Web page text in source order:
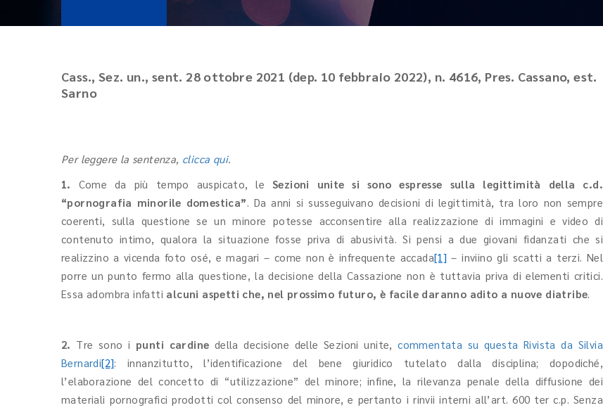
Cass., Sez. un., sent. 28 ottobre 2021 (dep. 10 febbraio 2022), n. 4616, Pres. Cassano, est.
Sarno
Per leggere la sentenza, clicca qui.
1. Come da più tempo auspicato, le Sezioni unite si sono espresse sulla legittimità della c.d.
“pornografia minorile domestica”. Da anni si susseguivano decisioni di legittimità, tra loro non sempre
coerenti, sulla questione se un minore potesse acconsentire alla realizzazione di immagini e video di
contenuto intimo, qualora la situazione fosse priva di abusività. Si pensi a due giovani fidanzati che si
realizzino a vicenda foto osé, e magari – come non è infrequente accada[1] – inviino gli scatti a terzi. Nel
porre un punto fermo alla questione, la decisione della Cassazione non è tuttavia priva di elementi critici.
Essa adombra infatti alcuni aspetti che, nel prossimo futuro, è facile daranno adito a nuove diatribe.
2. Tre sono i punti cardine della decisione delle Sezioni unite,commentata su questa Rivista da Silvia
Bernardi[2]: innanzitutto, l’identificazione del bene giuridico tutelato dalla disciplina; dopodiché,
l’elaborazione del concetto di “utilizzazione” del minore; infine, la rilevanza penale della diffusione dei
materiali pornografici prodotti col consenso del minore, e pertanto i rinvii interni all’art. 600 ter c.p. Senza